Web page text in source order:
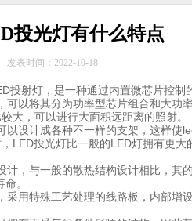
投光灯有什么特点
发表时间：2022-10-18
投射灯，是一种通过内置微芯片控制
可以将其分为功率型芯片组合和大功
大，可以进行大面积远距离的照射。
以设计成各种不一样的支架，这样使
LED投光灯比一般的LED灯拥有更大
计，与一般的散热结构设计相比，其
。
采用特殊工艺处理的线路板，内部增